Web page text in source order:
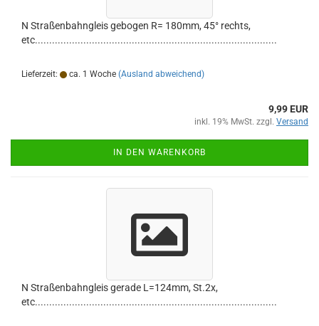
N Straßenbahngleis gebogen R= 180mm, 45° rechts,
etc.....................................................................................
Lieferzeit: ca. 1 Woche (Ausland abweichend)
9,99 EUR
inkl. 19% MwSt. zzgl. Versand
IN DEN WARENKORB
N Straßenbahngleis gerade L=124mm, St.2x,
etc.....................................................................................